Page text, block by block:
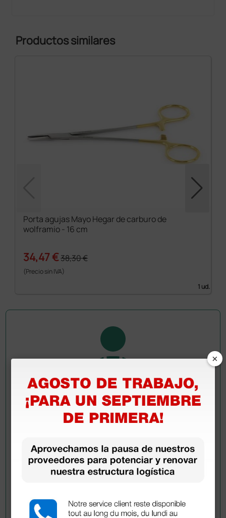
Productos similares
Porta agujas Mayo Hegar de carburo de
wolframio - 16 cm
34,47 €38,30 €
(Precio sin IVA)
1 ud.
Pregúntale a un colega
¿Todavía tienes alguna duda? ¿Necesitas más
han adquirido este producto.
×